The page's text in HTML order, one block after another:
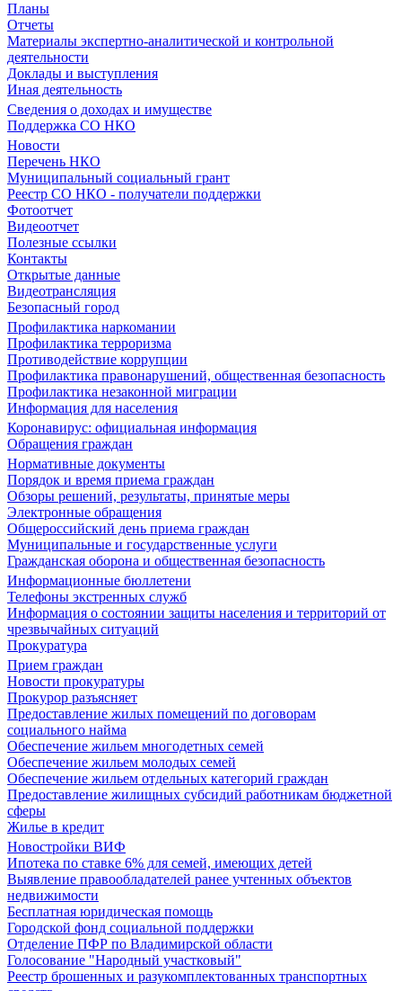
Планы
Отчеты
Материалы экспертно-аналитической и контрольной
деятельности
Доклады и выступления
Иная деятельность
Сведения о доходах и имуществе
Поддержка СО НКО
Новости
Перечень НКО
Муниципальный социальный грант
Реестр СО НКО - получатели поддержки
Фотоотчет
Видеоотчет
Полезные ссылки
Контакты
Открытые данные
Видеотрансляция
Безопасный город
Профилактика наркомании
Профилактика терроризма
Противодействие коррупции
Профилактика правонарушений, общественная безопасность
Профилактика незаконной миграции
Информация для населения
Коронавирус: официальная информация
Обращения граждан
Нормативные документы
Порядок и время приема граждан
Обзоры решений, результаты, принятые меры
Электронные обращения
Общероссийский день приема граждан
Муниципальные и государственные услуги
Гражданская оборона и общественная безопасность
Информационные бюллетени
Телефоны экстренных служб
Информация о состоянии защиты населения и территорий от
чрезвычайных ситуаций
Прокуратура
Прием граждан
Новости прокуратуры
Прокурор разъясняет
Предоставление жилых помещений по договорам
социального найма
Обеспечение жильем многодетных семей
Обеспечение жильем молодых семей
Обеспечение жильем отдельных категорий граждан
Предоставление жилищных субсидий работникам бюджетной
сферы
Жилье в кредит
Новостройки ВИФ
Ипотека по ставке 6% для семей, имеющих детей
Выявление правообладателей ранее учтенных объектов
недвижимости
Бесплатная юридическая помощь
Городской фонд социальной поддержки
Отделение ПФР по Владимирской области
Голосование "Народный участковый"
Реестр брошенных и разукомплектованных транспортных